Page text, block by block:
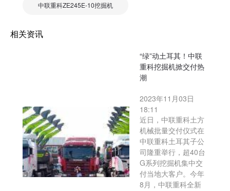
中联重科ZE245E-10挖掘机
相关资讯
“绿”动土耳其！中联
重科挖掘机掀交付热
潮
2023年11月03日
18:11
近日，中联重科土方
机械批量交付仪式在
中联重科土耳其子公
司隆重举行，超40台
G系列挖掘机集中交
付当地大客户。今年
8月，中联重科全新